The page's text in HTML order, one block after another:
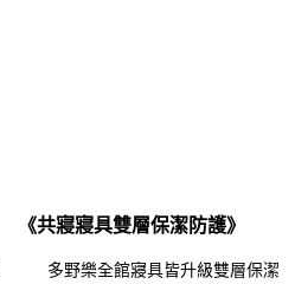
《共寢寢具雙層保潔防護》
多野樂全館寢具皆升級雙層保潔